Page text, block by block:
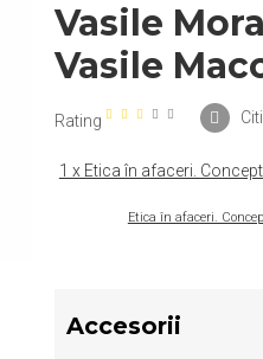
Vasile
Vasile
Rating
1 x Etica în afaceri.
Etica în afaceri.
Accesorii